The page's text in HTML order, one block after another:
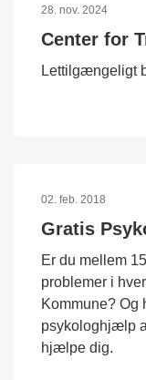
28. nov. 2024
Center for
Lettilgængeligt
02. feb. 2018
Gratis
Er du mellem
problemer i
Kommune? Og
psykologhjælp
hjælpe dig.